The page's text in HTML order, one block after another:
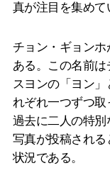
真が注目を集めて
チョン・ギョン
ある。この名前は
スヨンの「ヨン
れぞれ一つずつ取
過去に二人の特
写真が投稿され
状況である。